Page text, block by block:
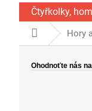
Čtyřkolky,
Domů Hory